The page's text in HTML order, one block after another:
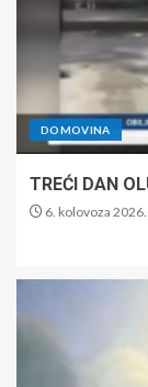
DOMOVINA
TREĆI DAN
6. kolovoza 2026.